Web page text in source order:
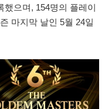
으며, 154명의 플레이
마지막 날인 5월 24일